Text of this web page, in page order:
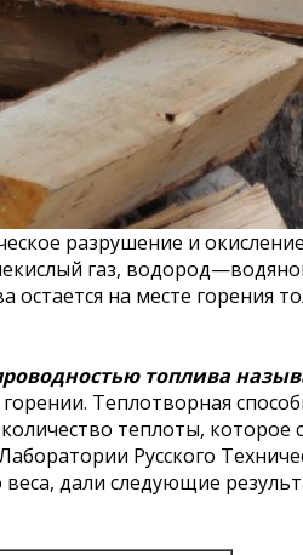
разрушение и
газ,
остается на месте горения
топлива
Теплотворная
теплоты, которое
Русского
дали следующие